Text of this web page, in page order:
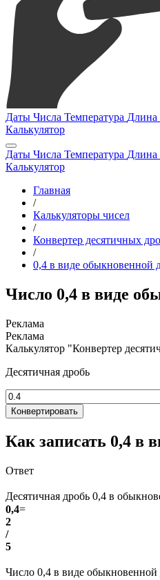
Даты Числа Температура Длина
Калькулятор
Даты Числа Температура Длина
Калькулятор
Главная
/
Калькуляторы чисел
/
Конвертер десятичных
/
0,4 в виде обыкновенной
Число 0,4 в виде
Калькулятор "Конвертер
Десятичная дробь
Конвертировать
Как записать 0,4 в
Ответ
Десятичная дробь 0,4 в
0,4=
2
/
5
Число 0,4 в виде обыкновенной